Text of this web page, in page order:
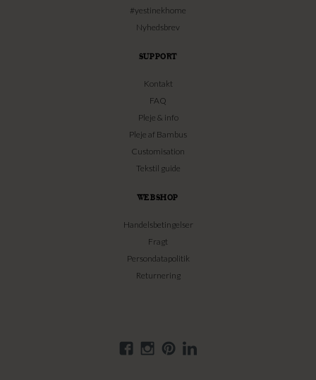
#yestinekhome
Nyhedsbrev
SUPPORT
Kontakt
FAQ
Pleje & info
Pleje af Bambus
Customisation
Tekstil guide
WEBSHOP
Handelsbetingelser
Fragt
Persondatapolitik
Returnering